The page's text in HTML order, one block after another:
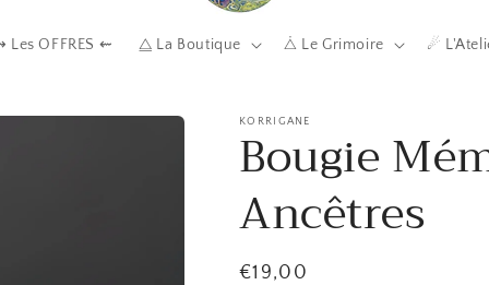
Les OFFRES ⇜ ⧋ La Boutique ⧊ Le Grimoire ☄
KORRIGANE
Bougie
Ancêtres
Prix
€19,00